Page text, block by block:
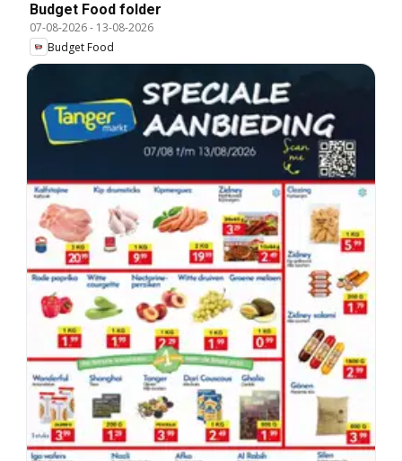
Budget Food folder
07-08-2026- 13-08-2026
Budget Food